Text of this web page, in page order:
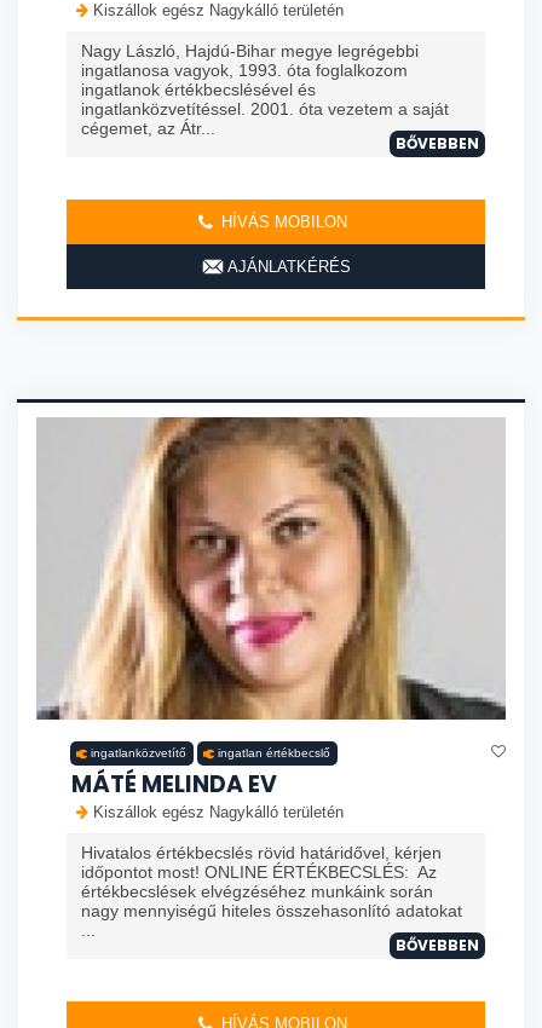
Kiszállok egész Nagykálló területén
Nagy László, Hajdú-Bihar megye legrégebbi
ingatlanosa vagyok, 1993. óta foglalkozom
ingatlanok értékbecslésével és
ingatlanközvetítéssel. 2001. óta vezetem a saját
cégemet, az Átr...
BŐVEBBEN
HÍVÁS MOBILON
AJÁNLATKÉRÉS
ingatlanközvetítő ingatlan értékbecslő
MÁTÉ MELINDA EV
Kiszállok egész Nagykálló területén
Hivatalos értékbecslés rövid határidővel, kérjen
időpontot most! ONLINE ÉRTÉKBECSLÉS: Az
értékbecslések elvégzéséhez munkáink során
nagy mennyiségű hiteles összehasonlító adatokat
BŐVEBBEN
HÍVÁS MOBILON